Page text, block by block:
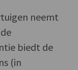
neemt
biedt de
(in